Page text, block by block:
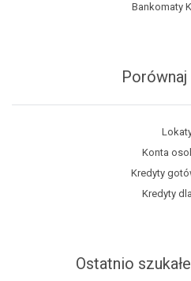
Bankomaty
Konta
Kredyty
Kredyty
Ostatnio